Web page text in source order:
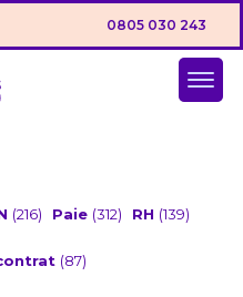
0805 030 243
(216) Paie (312) RH (139)
(87)